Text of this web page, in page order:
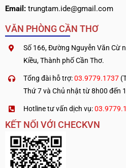
Email: trungtam.ide@gmail.com
VĂN PHÒNG CẦN THƠ
Số 166, Đường Nguyễn Văn Cừ
Kiều, Thành phố Cần Thơ.
Tổng đài hỗ trợ:03.9779.1737
Thứ 7 và Chủ nhật từ 8h00 đến
Hotline tư vấn dịch vụ:
KẾT NỐI VỚI CHECKVN